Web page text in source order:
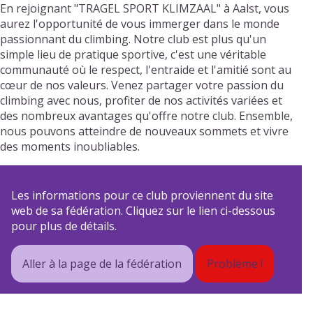
En rejoignant "TRAGEL SPORT KLIMZAAL" à Aalst, vous
aurez l'opportunité de vous immerger dans le monde
passionnant du climbing. Notre club est plus qu'un
simple lieu de pratique sportive, c'est une véritable
communauté où le respect, l'entraide et l'amitié sont au
cœur de nos valeurs. Venez partager votre passion du
climbing avec nous, profiter de nos activités variées et
des nombreux avantages qu'offre notre club. Ensemble,
nous pouvons atteindre de nouveaux sommets et vivre
des moments inoubliables.
Les informations pour ce club proviennent du site
web de sa fédération. Cliquez sur le lien ci-dessous
pour plus de détails.
Aller à la page de la fédération Problème !